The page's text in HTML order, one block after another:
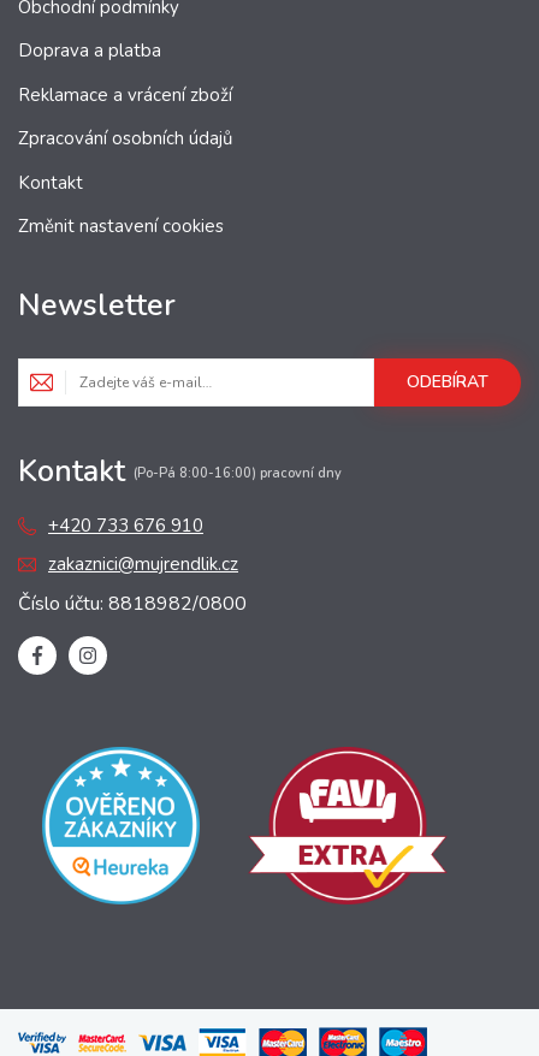
Obchodní podmínky
Doprava a platba
Reklamace a vrácení zboží
Zpracování osobních údajů
Kontakt
Změnit nastavení cookies
Newsletter
ODEBÍRAT
Kontakt (Po-Pá 8:00-16:00) pracovní dny
+420 733 676 910
zakaznici@mujrendlik.cz
Číslo účtu: 8818982/0800